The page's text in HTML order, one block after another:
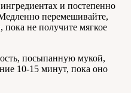
и постепенно
перемешивайте,
пока не получите мягкое
посыпанную мукой,
10-15 минут, пока оно